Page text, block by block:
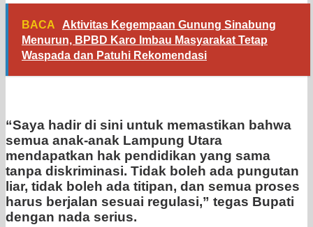
BACA
Aktivitas Kegempaan Gunung Sinabung
Menurun, BPBD Karo Imbau Masyarakat Tetap
Waspada dan Patuhi Rekomendasi
“Saya hadir di sini untuk memastikan bahwa
semua anak-anak Lampung Utara
mendapatkan hak pendidikan yang sama
tanpa diskriminasi. Tidak boleh ada pungutan
liar, tidak boleh ada titipan, dan semua proses
harus berjalan sesuai regulasi,” tegas Bupati
dengan nada serius.